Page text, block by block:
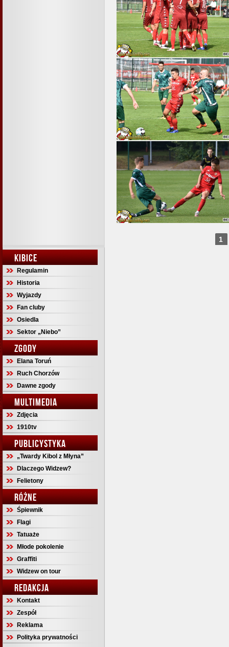
KIBICE
Regulamin
Historia
Wyjazdy
Fan cluby
Osiedla
Sektor „Niebo”
ZGODY
Elana Toruń
Ruch Chorzów
Dawne zgody
MULTIMEDIA
Zdjęcia
1910tv
PUBLICYSTYKA
„Twardy Kibol z Młyna”
Dlaczego Widzew?
Felietony
RÓŻNE
Śpiewnik
Flagi
Tatuaże
Młode pokolenie
Graffiti
Widzew on tour
REDAKCJA
Kontakt
Zespół
Reklama
Polityka prywatności
1